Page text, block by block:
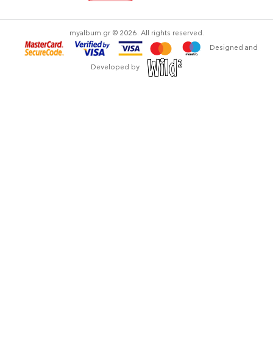
myalbum.gr © 2026. All rights reserved.
Designed and
Developed by